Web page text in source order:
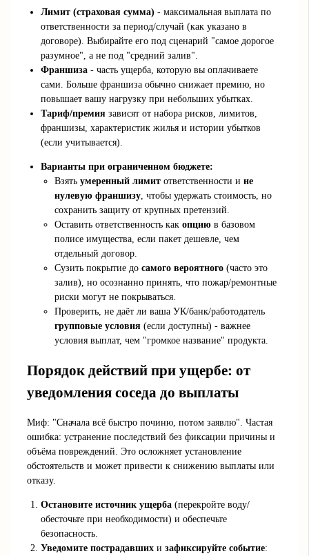
Лимит (страховая сумма) - максимальная выплата по
ответственности за период/случай (как указано в
договоре). Выбирайте его под сценарий "самое дорогое
разумное", а не под "средний залив".
Франшиза - часть ущерба, которую вы оплачиваете
сами. Больше франшиза обычно снижает премию, но
повышает вашу нагрузку при небольших убытках.
Тариф/премия зависят от набора рисков, лимитов,
франшизы, характеристик жилья и истории убытков
(если учитывается).
Варианты при ограниченном бюджете:
Взятьумеренный лимит ответственности ине
нулевую франшизу , чтобы удержать стоимость, но
сохранить защиту от крупных претензий.
Оставить ответственность какопцию в базовом
полисе имущества, если пакет дешевле, чем
отдельный договор.
Сузить покрытие досамого вероятного (часто это
залив), но осознанно принять, что пожар/ремонтные
риски могут не покрываться.
Проверить, не даёт ли ваша УК/банк/работодатель
групповые условия (если доступны) - важнее
условия выплат, чем "громкое название" продукта.
Порядок действий при ущербе: от
уведомления соседа до выплаты
Миф: "Сначала всё быстро починю, потом заявлю". Частая
ошибка: устранение последствий без фиксации причины и
объёма повреждений. Это осложняет установление
обстоятельств и может привести к снижению выплаты или
отказу.
Остановите источник ущерба (перекройте воду/
обесточьте при необходимости) и обеспечьте
безопасность.
Уведомите пострадавших изафиксируйте событие: